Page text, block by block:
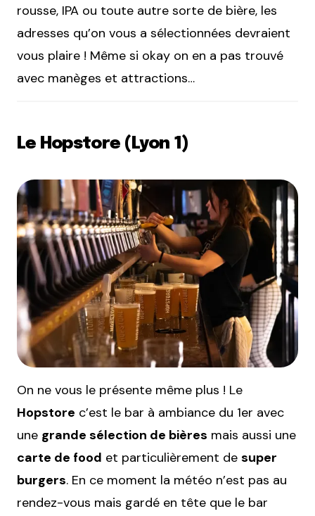
rousse, IPA ou toute autre sorte de bière, les
adresses qu’on vous a sélectionnées devraient
vous plaire ! Même si okay on en a pas trouvé
avec manèges et attractions…
Le Hopstore (Lyon 1)
On ne vous le présente même plus ! Le
Hopstore c’est le bar à ambiance du 1er avec
une grande sélection de bières mais aussi une
carte de food et particulièrement de super
burgers. En ce moment la météo n’est pas au
rendez-vous mais gardé en tête que le bar